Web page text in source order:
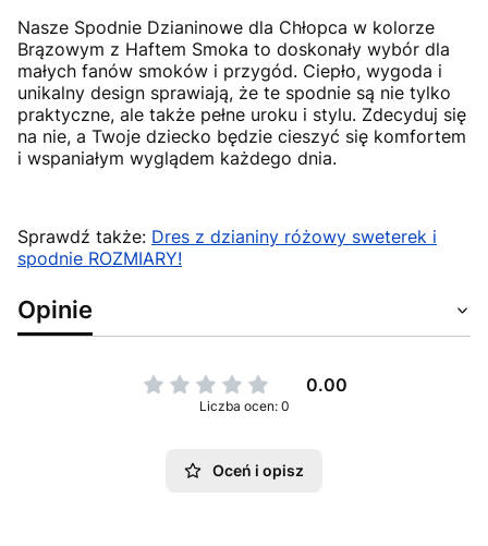
Nasze Spodnie Dzianinowe dla Chłopca w kolorze
Brązowym z Haftem Smoka to doskonały wybór dla
małych fanów smoków i przygód. Ciepło, wygoda i
unikalny design sprawiają, że te spodnie są nie tylko
praktyczne, ale także pełne uroku i stylu. Zdecyduj się
na nie, a Twoje dziecko będzie cieszyć się komfortem
i wspaniałym wyglądem każdego dnia.
Sprawdź także: Dres z dzianiny różowy sweterek i
spodnie ROZMIARY!
Opinie
0.00
Liczba ocen: 0
Oceń i opisz